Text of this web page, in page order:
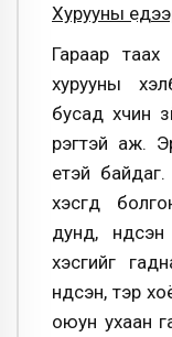
Хурууны
Гараар
хурууны
бусад хүчин
үүрэгтэй аж.
үетэй
хэсгүүд
дунд,
хэсгийг
үндсэн, тэр
оюун ухаан